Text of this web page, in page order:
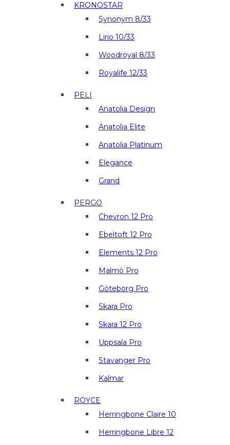
KRONOSTAR
Synonym 8/33
Lirio 10/33
Woodroyal 8/33
Royalife 12/33
PELI
Anatolia Design
Anatolia Elite
Anatolia Platinum
Elegance
Grand
PERGO
Chevron 12 Pro
Ebeltoft 12 Pro
Elements 12 Pro
Malmö Pro
Göteborg Pro
Skara Pro
Skara 12 Pro
Uppsala Pro
Stavanger Pro
Kalmar
ROYCE
Herringbone Claire 10
Herringbone Libre 12